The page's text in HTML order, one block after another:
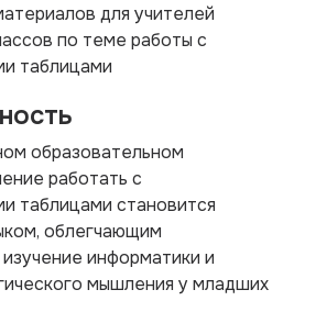
для учителей
по теме работы с
таблицами
образовательном
работать с
таблицами становится
облегчающим
информатики и
мышления у младших